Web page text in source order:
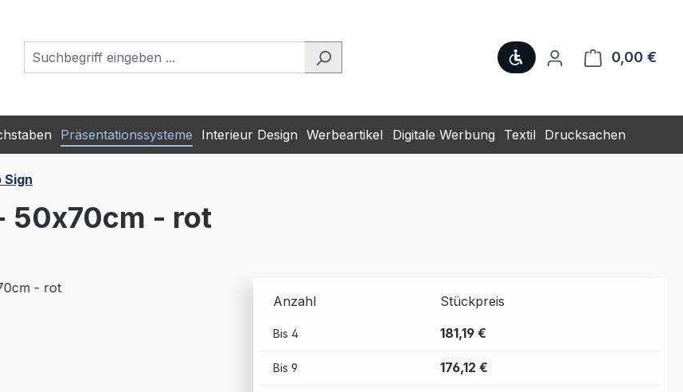
Werkzeugleiste anzeigen
0,00 €
Präsentationssysteme Interieur Design Werbeartikel Digitale Werbung Textil Drucksachen
Sign
50x70cm - rot
Anzahl
Stückpreis
Bis 4 181,19 €
Bis 9 176,12 €